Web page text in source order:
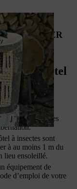
FABRIQUER
un hôtel
et de
nombreux autres
à insectes sont
à au moins 1 m du
lieu ensoleillé.
équipement de
d’emploi de votre